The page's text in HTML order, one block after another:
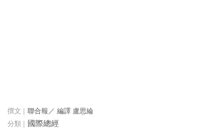
聯合報／ 編譯 盧思綸
國際總經